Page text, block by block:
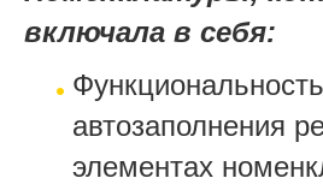
включала в себя:
Функциональность
автозаполнения
элементах